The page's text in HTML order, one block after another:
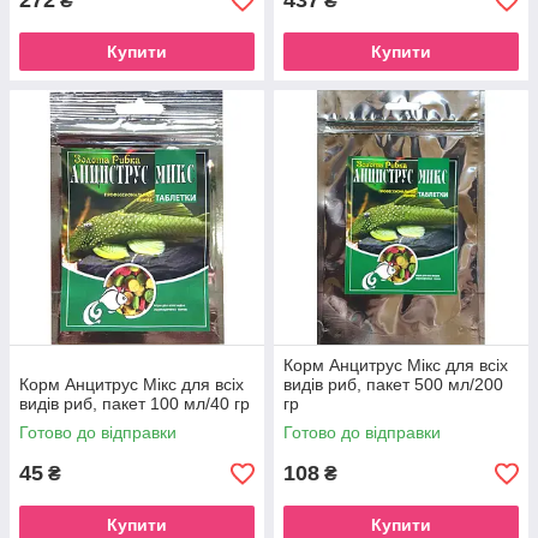
Купити Купити
Корм Анцитрус Мікс для всіх
видів риб, пакет 100 мл/40 гр
Готово до відправки
45 ₴
Купити
Корм Анцитрус Мікс для всіх
видів риб, пакет 500 мл/200
гр
Готово до відправки
108 ₴
Купити